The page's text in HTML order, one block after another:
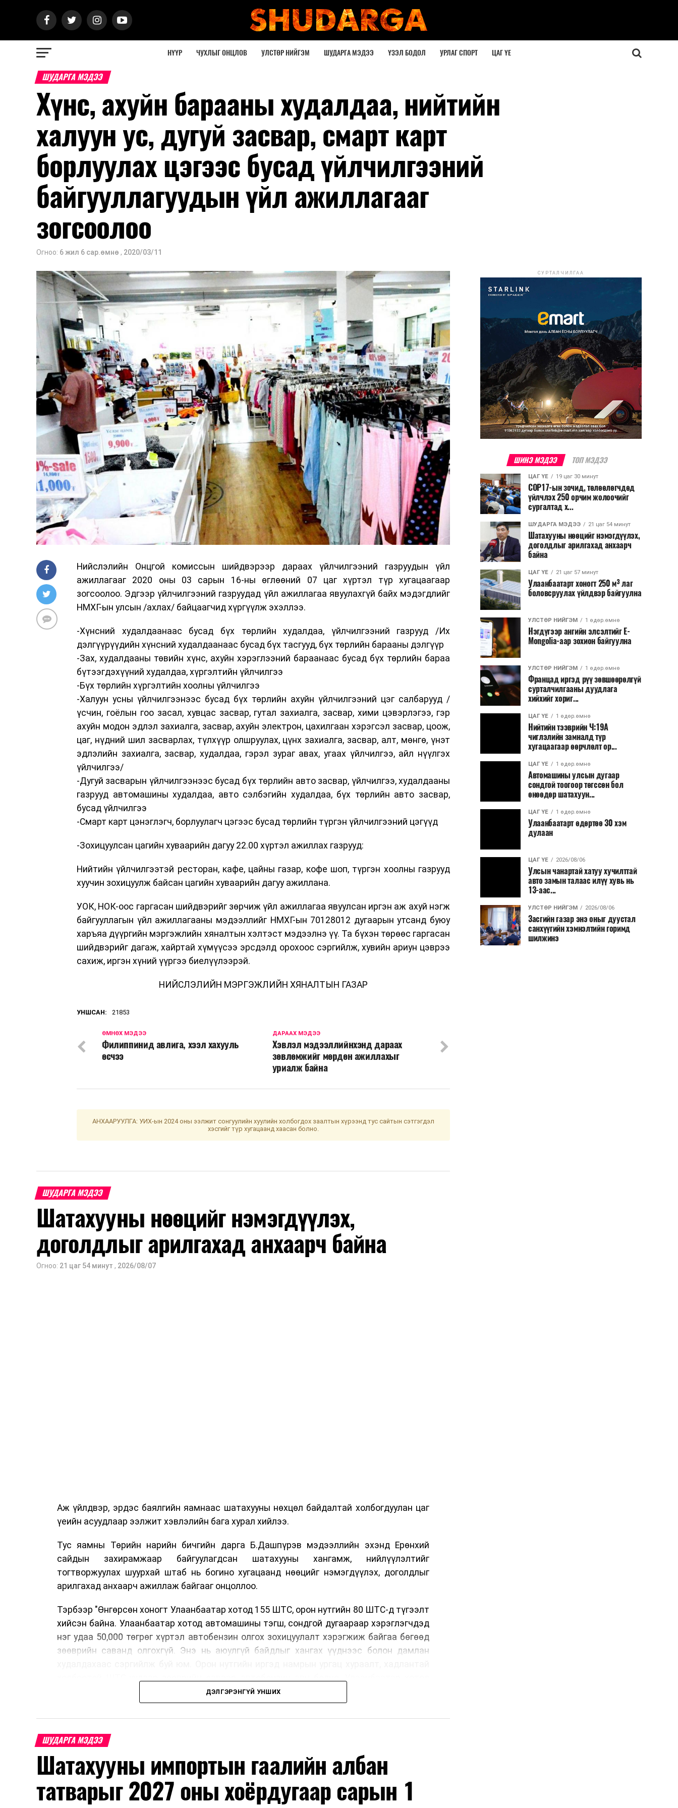
НҮҮР ЧУХЛЫГ ОНЦЛОВ УЛСТӨР НИЙГЭМ ШУДАРГА МЭДЭЭ ҮЗЭЛ БОДОЛ УРЛАГ СПОРТ ЦАГ ҮЕ
ШУДАРГА МЭДЭЭ
Хүнс, ахуйн барааны худалдаа, нийтийн
халуун ус, дугуй засвар, смарт карт
борлуулах цэгээс бусад үйлчилгээний
байгууллагуудын үйл ажиллагааг
зогсоолоо
Огноо: 6 жил 6 сар.өмнө , 2020/03/11
Нийслэлийн Онцгой комиссын шийдвэрээр дараах үйлчилгээний газруудын үйл
ажиллагааг 2020 оны 03 сарын 16-ны өглөөний 07 цаг хүртэл түр хугацаагаар
зогсоолоо. Эдгээр үйлчилгээний газруудад үйл ажиллагаа явуулахгүй байх мэдэгдлийг
НМХГ-ын улсын /ахлах/ байцаагчид хүргүүлж эхэллээ.
-Хүнсний худалдаанаас бусад бүх төрлийн худалдаа, үйлчилгээний газрууд /Их
дэлгүүрүүдийн хүнсний худалдаанаас бусад бүх тасгууд, бүх төрлийн барааны дэлгүүр
-Зах, худалдааны төвийн хүнс, ахуйн хэрэглээний бараанаас бусад бүх төрлийн бараа
бүтээгдэхүүний худалдаа, хүргэлтийн үйлчилгээ
-Бүх төрлийн хүргэлтийн хоолны үйлчилгээ
-Халуун усны үйлчилгээнээс бусад бүх төрлийн ахуйн үйлчилгээний цэг салбарууд /
үсчин, гоёлын гоо засал, хувцас засвар, гутал захиалга, засвар, хими цэвэрлэгээ, гэр
ахуйн модон эдлэл захиалга, засвар, ахуйн электрон, цахилгаан хэрэгсэл засвар, цоож,
цаг, нүдний шил засварлах, түлхүүр олшруулах, цүнх захиалга, засвар, алт, мөнгө, үнэт
эдлэлийн захиалга, засвар, худалдаа, гэрэл зураг авах, угаах үйлчилгээ, айл нүүлгэх
үйлчилгээ/
-Дугуй засварын үйлчилгээнээс бусад бүх төрлийн авто засвар, үйлчилгээ, худалдааны
газрууд автомашины худалдаа, авто сэлбэгийн худалдаа, бүх төрлийн авто засвар,
бусад үйлчилгээ
-Смарт карт цэнэглэгч, борлуулагч цэгээс бусад төрлийн түргэн үйлчилгээний цэгүүд
-Зохицуулсан цагийн хуваарийн дагуу 22.00 хүртэл ажиллах газрууд:
Нийтийн үйлчилгээтэй ресторан, кафе, цайны газар, кофе шоп, түргэн хоолны газрууд
хуучин зохицуулж байсан цагийн хуваарийн дагуу ажиллана.
УОК, НОК-оос гаргасан шийдвэрийг зөрчиж үйл ажиллагаа явуулсан иргэн аж ахуй нэгж
байгууллагын үйл ажиллагааны мэдээллийг НМХГ-ын 70128012 дугаарын утсанд буюу
харъяа дүүргийн мэргэжлийн хяналтын хэлтэст мэдээлнэ үү. Та бүхэн төрөөс гаргасан
шийдвэрийг дагаж, хайртай хүмүүсээ эрсдэлд орохоос сэргийлж, хувийн ариун цэврээ
сахиж, иргэн хүний үүргээ биелүүлээрэй.
НИЙСЛЭЛИЙН МЭРГЭЖЛИЙН ХЯНАЛТЫН ГАЗАР
УНШСАН: 21853
ДАРААХ МЭДЭЭ
Хэвлэл мэдээллийнхэнд дараах
зөвлөмжийг мөрдөн ажиллахыг
уриалж байна
ӨМНӨХ МЭДЭЭ
Филиппинид авлига, хээл хахууль
өсчээ
АНХААРУУЛГА: УИХ-ын 2024 оны ээлжит сонгуулийн хуулийн холбогдох заалтын хүрээнд тус сайтын сэтгэгдэл
хэсгийг түр хугацаанд хаасан болно.
ШУДАРГА МЭДЭЭ
Шатахууны нөөцийг нэмэгдүүлэх,
доголдлыг арилгахад анхаарч байна
Огноо: 21 цаг 54 минут , 2026/08/07
Аж үйлдвэр, эрдэс баялгийн яамнаас шатахууны нөхцөл байдалтай холбогдуулан цаг
үеийн асуудлаар ээлжит хэвлэлийн бага хурал хийлээ.
Тус яамны Төрийн нарийн бичгийн дарга Б.Дашпүрэв мэдээллийн эхэнд Ерөнхий
сайдын захирамжаар байгуулагдсан шатахууны хангамж, нийлүүлэлтийг
тогтворжуулах шуурхай штаб нь богино хугацаанд нөөцийг нэмэгдүүлэх, доголдлыг
арилгахад анхаарч ажиллаж байгааг онцоллоо.
Тэрбээр "Өнгөрсөн хоногт Улаанбаатар хотод 155 ШТС, орон нутгийн 80 ШТС-д түгээлт
хийсэн байна. Улаанбаатар хотод автомашины тэгш, сондгой дугаараар хэрэглэгчдэд
нэг удаа 50,000 төгрөг хүртэл автобензин олгох зохицуулалт хэрэгжиж байгаа бөгөөд
зөөврийн саванд олгохгүй. Энэ нь аюулгүй байдлыг хангах үүднээс болон дамлан
автомашины тэгш, сондгой дугаараар хэрэглэгчдэд нэг удаа 50,000 төгрөг хүртэл
автобензин олгох зохицуулалт энэ сарын 15-ны өдрийг хүртэл үргэлжлэх бөгөөд энэ
үед нөөцийг хэвийн болгох, хэвийн горимоор ажлаа үргэлжүүлнэ гэж найдаж байна.
Шатахууны нөөцийг нэмэгдүүлэх, нийлүүлэлтийг тогтворжуулах хүрээнд бусад эх
үүсвэрийг нэмэгдүүлэх чиглэлд анхаарч байна. Замын-Үүд боомтоор 2000 тонн дизель
түлш орж ирсэн бөгөөд шилжүүлэн ачих ажиллагаа хийгдэж байна" гэлээ
үйлдвэр, эрдэс баялгийн яамнаас мэдээллээ.
ДЭЛГЭРЭНГҮЙ УНШИХ
ШУДАРГА МЭДЭЭ
Шатахууны импортын гаалийн албан
татварыг 2027 оны хоёрдугаар сарын 1
СУРТАЛЧИЛГАА
ШИНЭ МЭДЭЭ ТОП МЭДЭЭ
ЦАГ ҮЕ 19 цаг 30 минут
COP17-ын зочид, төлөөлөгчдөд
үйлчлэх 250 орчим жолоочийг
сургалтад х...
ШУДАРГА МЭДЭЭ 21 цаг 54 минут
Шатахууны нөөцийг нэмэгдүүлэх,
доголдлыг арилгахад анхаарч
байна
ЦАГ ҮЕ 21 цаг 57 минут
Улаанбаатарт хоногт 250 м³ лаг
боловсруулах үйлдвэр байгуулна
УЛСТӨР НИЙГЭМ 1 өдөр.өмнө
Нэгдүгээр ангийн элсэлтийг E-
Mongolia-аар зохион байгуулна
УЛСТӨР НИЙГЭМ 1 өдөр.өмнө
Францад иргэд рүү зөвшөөрөлгүй
сурталчилгааны дуудлага
хийхийг хориг...
ЦАГ ҮЕ 1 өдөр.өмнө
Нийтийн тээврийн Ч:19А
чиглэлийн замналд түр
хугацаагаар өөрчлөлт ор...
ЦАГ ҮЕ 1 өдөр.өмнө
Автомашины улсын дугаар
сондгой тоогоор төгссөн бол
өнөөдөр шатахуун...
ЦАГ ҮЕ 1 өдөр.өмнө
Улаанбаатарт өдөртөө 30 хэм
дулаан
ЦАГ ҮЕ 2026/08/06
Улсын чанартай хатуу хучилттай
авто замын талаас илүү хувь нь
13-аас...
УЛСТӨР НИЙГЭМ 2026/08/06
Засгийн газар энэ оныг дуустал
санхүүгийн хэмнэлтийн горимд
шилжинэ